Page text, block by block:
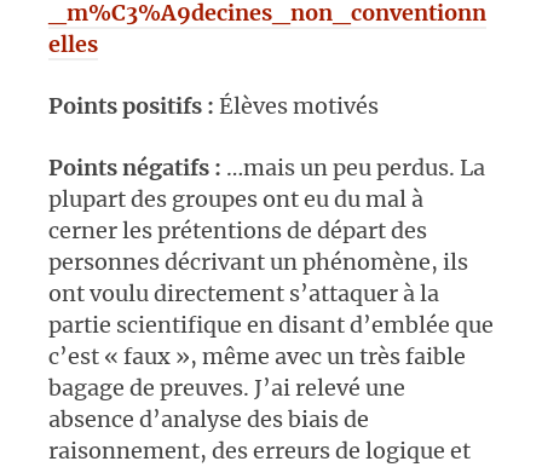
_m%C3%A9decines_non_conventionn
elles
Points positifs : Élèves motivés
Points négatifs : …mais un peu perdus. La
plupart des groupes ont eu du mal à
cerner les prétentions de départ des
personnes décrivant un phénomène, ils
ont voulu directement s’attaquer à la
partie scientifique en disant d’emblée que
c’est « faux », même avec un très faible
bagage de preuves. J’ai relevé une
absence d’analyse des biais de
raisonnement, des erreurs de logique et